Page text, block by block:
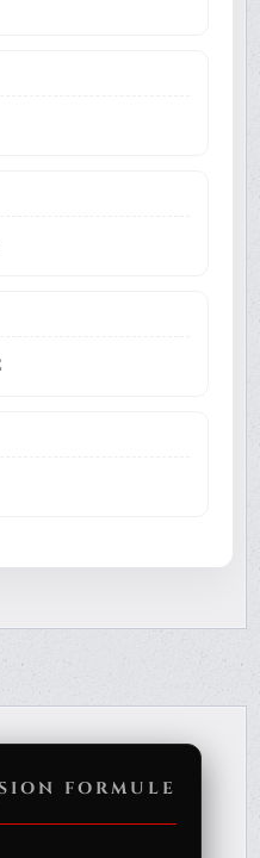
FORMULE